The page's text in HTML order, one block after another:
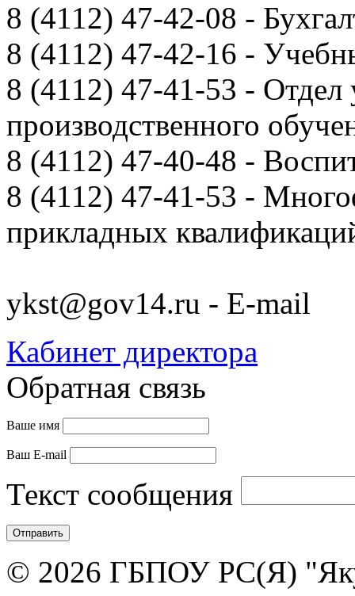
8 (4112) 47-42-08 -
8 (4112) 47-42-16 -
8 (4112) 47-41-53 - Отдел
производственного
8 (4112) 47-40-48 -
8 (4112) 47-41-53 -
прикладных
ykst@gov14.ru - E-mail
Кабинет директора
Обратная связь
Ваше имя
Ваш E-mail
Текст сообщения
© 2026 ГБПОУ РС(Я)